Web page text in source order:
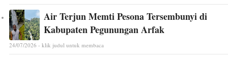
Air Terjun Memti Pesona Tersembunyi di
Kabupaten Pegunungan Arfak
24/07/2026 - klik judul untuk membaca